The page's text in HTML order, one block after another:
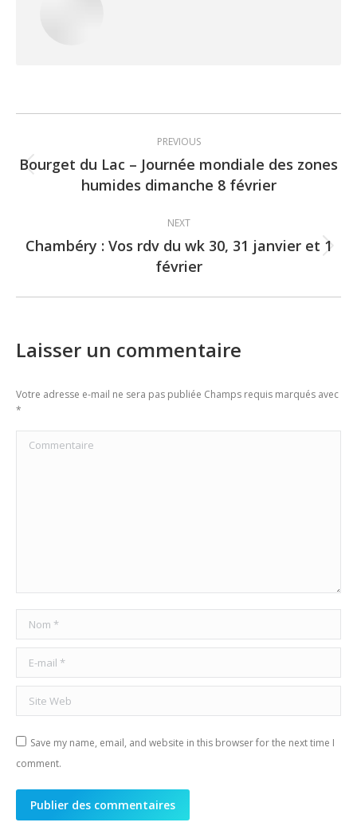
navigation
PREVIOUS
Previous
post:
Bourget du Lac – Journée mondiale des zones
humides dimanche 8 février
NEXT
Next
post:
Chambéry : Vos rdv du wk 30, 31 janvier et 1
février
Laisser un commentaire
Votre adresse e-mail ne sera pas publiée Champs requis marqués avec
*
Commentaire
Nom *
E-mail *
Site Web
Save my name, email, and website in this browser for the next time I
comment.
Publier des commentaires